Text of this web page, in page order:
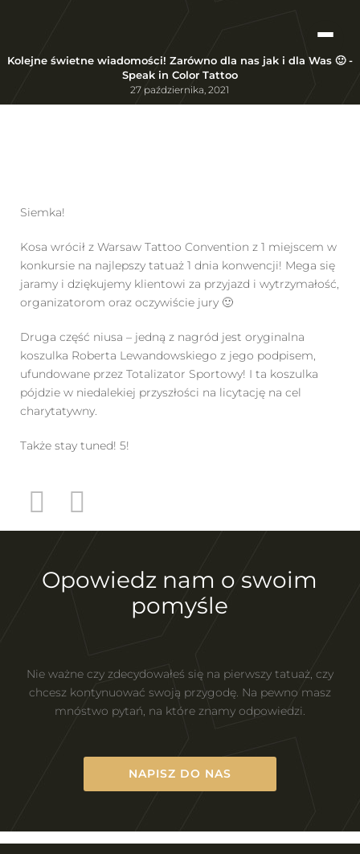
Kolejne świetne wiadomości! Zarówno dla nas jak i dla Was 🙂 -
Speak in Color Tattoo
27 października, 2021
Siemka!
Kosa wrócił z Warsaw Tattoo Convention z 1 miejscem w
konkursie na najlepszy tatuaż 1 dnia konwencji! Mega się
jaramy i dziękujemy klientowi za przyjazd i wytrzymałość,
organizatorom oraz oczywiście jury 🙂
Druga część niusa – jedną z nagród jest oryginalna
koszulka Roberta Lewandowskiego z jego podpisem,
ufundowane przez Totalizator Sportowy! I ta koszulka
pójdzie w niedalekiej przyszłości na licytację na cel
charytatywny.
Także stay tuned! 5!
Opowiedz nam o swoim
pomyśle
Nie ważne czy zdecydowałeś się na pierwszy tatuaż, czy
chcesz kontynuować swoją przygodę. Na pewno masz
mnóstwo pytań, na które znamy odpowiedzi.
NAPISZ DO NAS